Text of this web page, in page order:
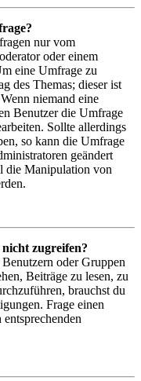
nur vom
oder einem
eine Umfrage zu
des Themas; dieser ist
niemand eine
Benutzer die Umfrage
Sollte allerdings
so kann die Umfrage
geändert
die Manipulation von
zugreifen?
oder Gruppen
Beiträge zu lesen, zu
brauchst du
Frage einen